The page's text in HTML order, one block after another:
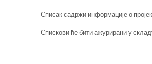
Списак садржи информације о
Спискови ће бити ажурирани у